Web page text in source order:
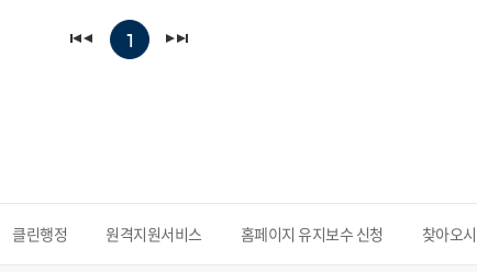
1
클린행정 원격지원서비스 홈페이지 유지보수 신청 찾아오